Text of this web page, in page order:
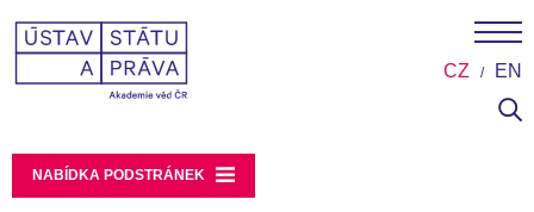
CZ EN
NABÍDKA PODSTRÁNEK